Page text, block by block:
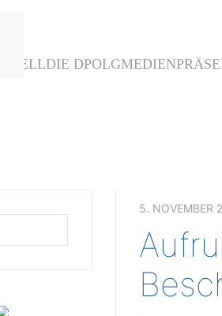
DIE DPOLG
5. NOVEMBER